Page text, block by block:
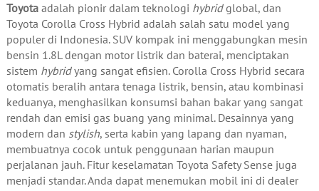
Toyotaadalah pionir dalam teknologi hybridglobal, dan
Toyota Corolla Cross Hybrid adalah salah satu model yang
populer di Indonesia. SUV kompak ini menggabungkan mesin
bensin 1.8L dengan motor listrik dan baterai, menciptakan
sistem hybridyang sangat efisien. Corolla Cross Hybrid secara
otomatis beralih antara tenaga listrik, bensin, atau kombinasi
keduanya, menghasilkan konsumsi bahan bakar yang sangat
rendah dan emisi gas buang yang minimal. Desainnya yang
modern dan stylish, serta kabin yang lapang dan nyaman,
membuatnya cocok untuk penggunaan harian maupun
perjalanan jauh. Fitur keselamatan Toyota Safety Sense juga
menjadi standar. Anda dapat menemukan mobil ini di dealer